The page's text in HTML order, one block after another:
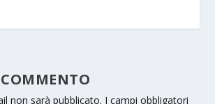
non sarà pubblicato. I campi obbligatori